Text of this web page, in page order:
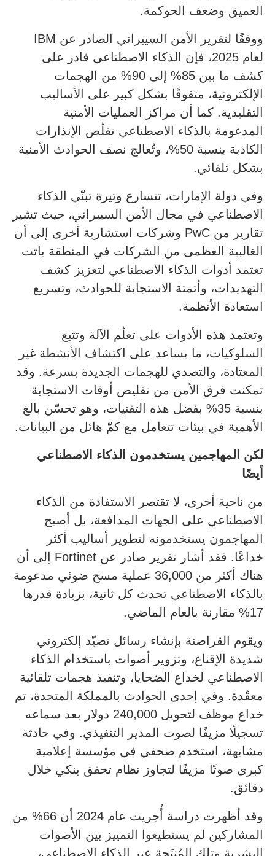
العميق وضعف الحوكمة.
ووفقًا لتقرير الأمن السيبراني الصادر عن IBM
لعام 2025، فإن الذكاء الاصطناعي قادر على
كشف ما بين 85% إلى 90% من الهجمات
الإلكترونية، متفوقًا بشكل كبير على الأساليب
التقليدية. كما أن مراكز العمليات الأمنية
المدعومة بالذكاء الاصطناعي تقلّص الإنذارات
الكاذبة بنسبة 50%، وتُعالج نصف الحوادث الأمنية
بشكل تلقائي.
وفي دولة الإمارات، تتسارع وتيرة تبنّي الذكاء
الاصطناعي في مجال الأمن السيبراني، حيث تشير
تقارير من PwC وشركات استشارية أخرى إلى أن
الغالبية العظمى من الشركات في المنطقة باتت
تعتمد أدوات الذكاء الاصطناعي لتعزيز كشف
التهديدات، وأتمتة الاستجابة للحوادث، وتسريع
استعادة الأنظمة.
وتعتمد هذه الأدوات على تعلّم الآلة وتتبع
السلوكيات، ما يساعد على اكتشاف الأنشطة غير
المعتادة، والتصدي للهجمات الجديدة بسرعة. وقد
تمكنت فرق الأمن من تقليص أوقات الاستجابة
بنسبة 35% بفضل هذه التقنيات، وهو تحسّن بالغ
الأهمية في بيئات تتعامل مع كمّ هائل من البيانات.
لكن المهاجمين يستخدمون الذكاء الاصطناعي
أيضًا
من ناحية أخرى، لا تقتصر الاستفادة من الذكاء
الاصطناعي على الجهات المدافعة، بل أصبح
المهاجمون يستخدمونه لتطوير أساليب أكثر
خداعًا. فقد أشار تقرير صادر عن Fortinet إلى أن
هناك أكثر من 36,000 عملية مسح ضوئي مدعومة
بالذكاء الاصطناعي تحدث كل ثانية، بزيادة قدرها
17% مقارنة بالعام الماضي.
ويقوم القراصنة بإنشاء رسائل تصيّد إلكتروني
شديدة الإقناع، وتزوير أصوات باستخدام الذكاء
الاصطناعي لخداع الضحايا، وتنفيذ هجمات تلقائية
معقّدة. وفي إحدى الحوادث بالمملكة المتحدة، تم
خداع موظف لتحويل 240,000 دولار بعد سماعه
تسجيلًا مزيفًا لصوت المدير التنفيذي. وفي حادثة
مشابهة، استخدم صحفي في مؤسسة إعلامية
كبرى صوتًا مزيفًا لتجاوز نظام تحقق بنكي خلال
دقائق.
وقد أظهرت دراسة أُجريت عام 2024 أن 66% من
المشاركين لم يستطيعوا التمييز بين الأصوات
البشرية وتلك المُنتَجة عبر الذكاء الاصطناعي،